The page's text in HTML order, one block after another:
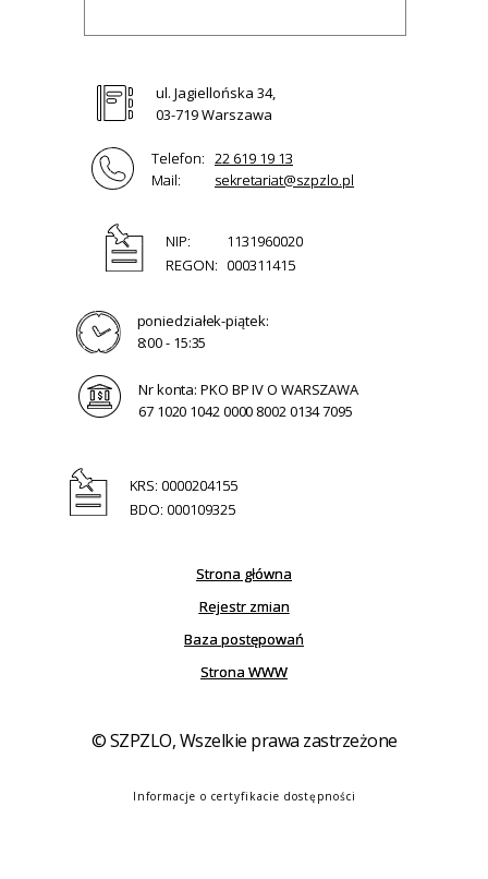
ul. Jagiellońska 34,
03-719 Warszawa
Telefon:
22 619 19 13
Mail:
sekretariat@szpzlo.pl
NIP:
1131960020
REGON: 000311415
poniedziałek-piątek:
8:00 - 15:35
Nr konta: PKO BP IV O WARSZAWA
67 1020 1042 0000 8002 0134 7095
KRS: 0000204155
BDO: 000109325
Strona główna
Rejestr zmian
Baza postępowań
Strona WWW
© SZPZLO, Wszelkie prawa zastrzeżone
Informacje o certyfikacie dostępności